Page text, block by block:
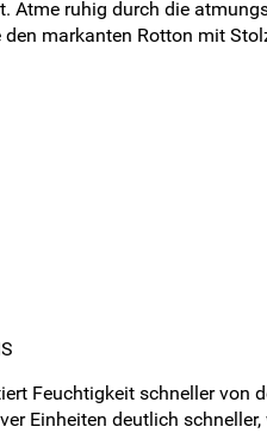
Atme ruhig durch die
markanten Rotton mit
Feuchtigkeit schneller von
Einheiten deutlich